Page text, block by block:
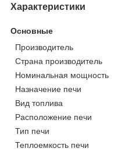
Характеристики
Основные
Производитель
Страна производитель
Номинальная мощность
Назначение печи
Вид топлива
Расположение печи
Тип печи
Теплоемкость печи